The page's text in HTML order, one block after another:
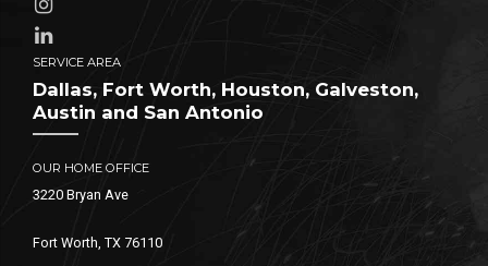
SERVICE AREA
Dallas, Fort Worth, Houston, Galveston,
Austin and San Antonio
OUR HOME OFFICE
3220 Bryan Ave
Fort Worth, TX 76110